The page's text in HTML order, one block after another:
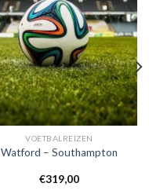
VOETBALREIZEN
Watford – Southampton
€319,00